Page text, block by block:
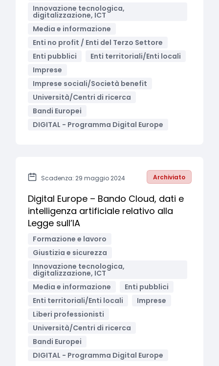
Innovazione tecnologica,
digitalizzazione, ICT
Media e informazione
Enti no profit / Enti del Terzo Settore
Enti pubblici
Enti territoriali/Enti locali
Imprese
Imprese sociali/Società benefit
Università/Centri di ricerca
Bandi Europei
DIGITAL - Programma Digital Europe
Scadenza: 29 maggio 2024 Archiviato
Digital Europe – Bando Cloud, dati e
intelligenza artificiale relativo alla
Legge sull’IA
Formazione e lavoro
Giustizia e sicurezza
Innovazione tecnologica,
digitalizzazione, ICT
Media e informazione
Enti pubblici
Enti territoriali/Enti locali
Imprese
Liberi professionisti
Università/Centri di ricerca
Bandi Europei
DIGITAL - Programma Digital Europe